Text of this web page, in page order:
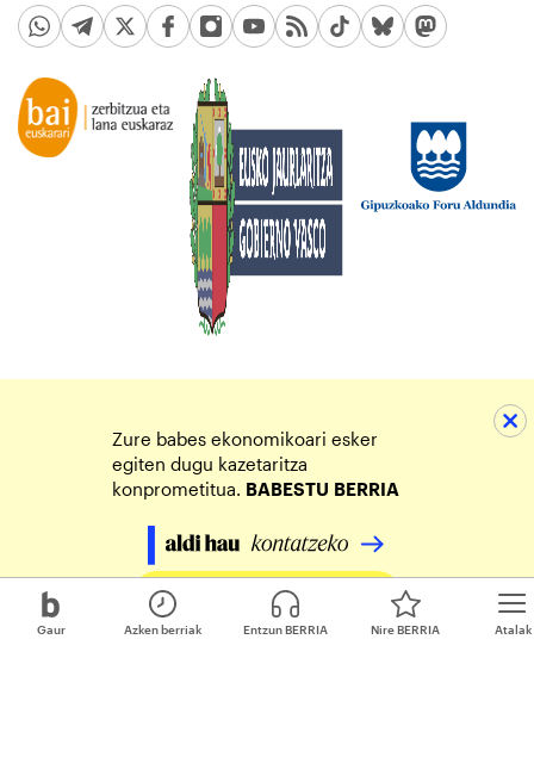
Gaur Atalak
Azken berriak Entzun BERRIA Nire BERRIA
Zure babes ekonomikoari esker
egiten dugu kazetaritza
konprometitua. BABESTU BERRIA
Egin zure ekarpena